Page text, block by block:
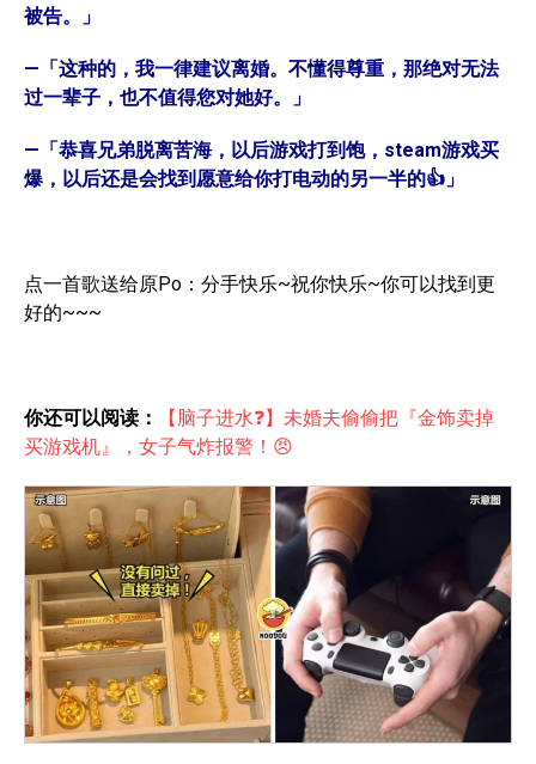
被告。」
—「这种的，我一律建议离婚。不懂得尊重，那绝对无法
过一辈子，也不值得您对她好。」
—「恭喜兄弟脱离苦海，以后游戏打到饱，steam游戏买
爆，以后还是会找到愿意给你打电动的另一半的👍」
点一首歌送给原Po：分手快乐~祝你快乐~你可以找到更
好的~~~
你还可以阅读：
【脑子进水❓】未婚夫偷偷把『金饰卖掉
买游戏机』，女子气炸报警！😠